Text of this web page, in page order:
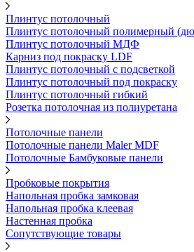
Плинтус потолочный
Плинтус потолочный полимерный
Плинтус потолочный МДФ
Карниз под покраску LDF
Плинтус потолочный с подсветкой
Плинтус потолочный под покраску
Плинтус потолочный гибкий
Розетка потолочная из полиуретана
Потолочные панели
Потолочные панели Maler MDF
Потолочные Бамбуковые панели
Пробковые покрытия
Напольная пробка замковая
Напольная пробка клеевая
Настенная пробка
Сопутствующие товары